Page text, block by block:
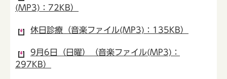
(MP3)：72KB）
休日診療（音楽ファイル(MP3)：135KB）
9月6日（日曜）（音楽ファイル(MP3)：
297KB）